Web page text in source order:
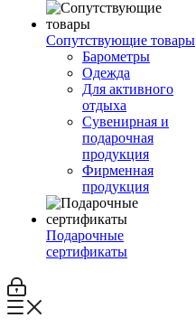
Сопутствующие товары
Барометры
Одежда
Для активного
отдыха
Сувенирная и
подарочная
продукция
Фирменная
продукция
Подарочные
сертификаты